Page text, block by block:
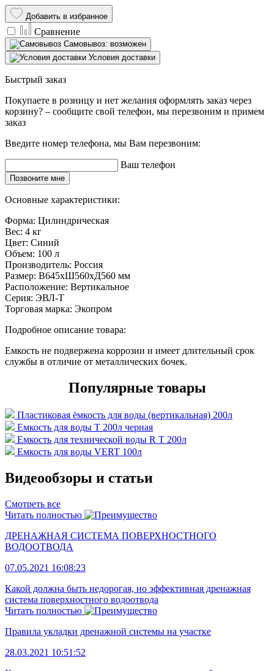
Добавить в избранное
Сравнение
Самовывоз: возможен
Условия доставки
Быстрый заказ
Покупаете в розницу и нет желания оформлять заказ через
корзину? – сообщите свой телефон, мы перезвоним и примем
заказ
Введите номер телефона, мы Вам перезвоним:
Ваш телефон
Позвоните мне
Основные характеристики:
Форма: Цилиндрическая
Вес: 4 кг
Цвет: Синий
Объем: 100 л
Производитель: Россия
Размер: В645хШ560хД560 мм
Расположение: Вертикальное
Серия: ЭВЛ-Т
Торговая марка: Экопром
Подробное описание товара:
Емкость не подвержена коррозии и имеет длительный срок
службы в отличие от металлических бочек.
Популярные товары
Пластиковая ёмкость для воды (вертикальная) 200л
Емкость для воды T 200л черная
Емкость для технической воды R T 200л
Емкость для воды VERT 100л
Видеообзоры и статьи
Смотреть все
Читать полностью
ДРЕНАЖНАЯ СИСТЕМА ПОВЕРХНОСТНОГО
ВОДООТВОДА
07.05.2021 16:08:23
Какой должна быть недорогая, но эффективная дренажная
система поверхностного водоотвода
Читать полностью
Правила укладки дренажной системы на участке
28.03.2021 10:51:52